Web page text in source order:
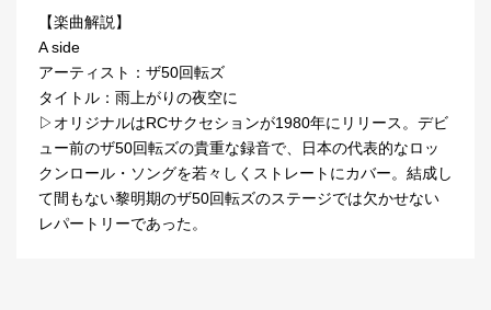
【楽曲解説】
A side
アーティスト：ザ50回転ズ
タイトル：雨上がりの夜空に
▷オリジナルはRCサクセションが1980年にリリース。デビ
ュー前のザ50回転ズの貴重な録音で、日本の代表的なロッ
クンロール・ソングを若々しくストレートにカバー。結成し
て間もない黎明期のザ50回転ズのステージでは欠かせない
レパートリーであった。